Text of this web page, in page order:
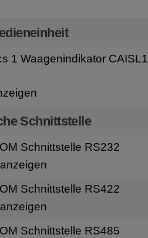
1 Waagenindikator CAISL1
Schnittstelle
Schnittstelle RS232
Schnittstelle RS422
Schnittstelle RS485